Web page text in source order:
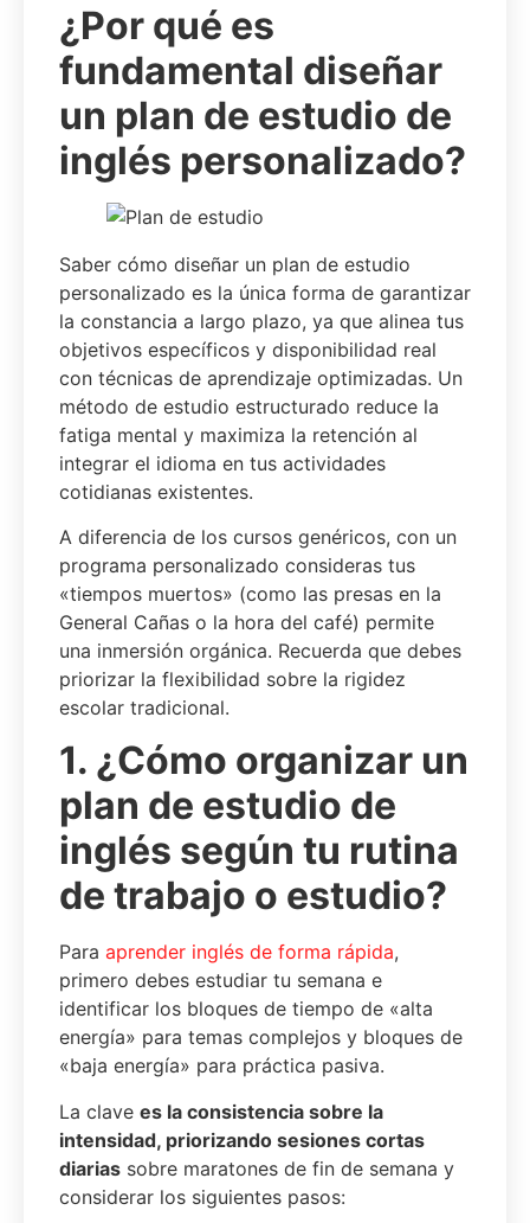
¿Por qué es
fundamental diseñar
un plan de estudio de
inglés personalizado?
Saber cómo diseñar un plan de estudio
personalizado es la única forma de garantizar
la constancia a largo plazo, ya que alinea tus
objetivos específicos y disponibilidad real
con técnicas de aprendizaje optimizadas. Un
método de estudio estructurado reduce la
fatiga mental y maximiza la retención al
integrar el idioma en tus actividades
cotidianas existentes.
A diferencia de los cursos genéricos, con un
programa personalizado consideras tus
«tiempos muertos» (como las presas en la
General Cañas o la hora del café) permite
una inmersión orgánica. Recuerda que debes
priorizar la flexibilidad sobre la rigidez
escolar tradicional.
1. ¿Cómo organizar un
plan de estudio de
inglés según tu rutina
de trabajo o estudio?
Para aprender inglés de forma rápida,
primero debes estudiar tu semana e
identificar los bloques de tiempo de «alta
energía» para temas complejos y bloques de
«baja energía» para práctica pasiva.
La clave es la consistencia sobre la
intensidad, priorizando sesiones cortas
diarias sobre maratones de fin de semana y
considerar los siguientes pasos: